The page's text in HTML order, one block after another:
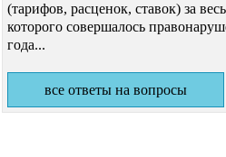
(тарифов, расценок, ставок) за
которого совершалось
года...
все ответы на вопросы